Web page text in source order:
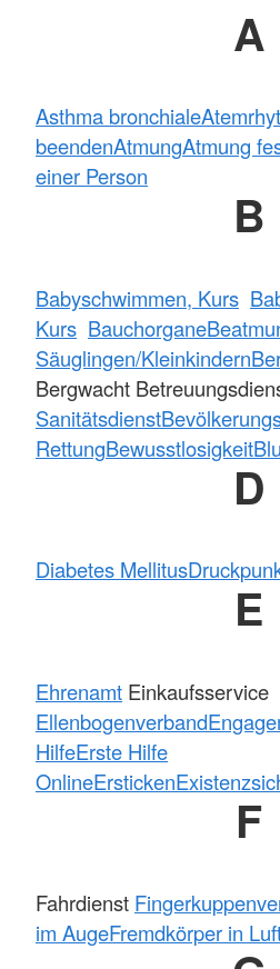
A
Asthma bronchiale
beendenAtmungAtmung
einer Person
B
Babyschwimmen, Kurs
Kurs Bauchorgane
Säuglingen/Kleinkindern
Bergwacht
Sanitätsdienst
RettungBewusstlosigkeit
D
Diabetes Mellitus
E
Ehrenamt Einkaufsservice
Ellenbogenverband
HilfeErste Hilfe
OnlineErsticken
F
Fahrdienst
im AugeFremdkörper in